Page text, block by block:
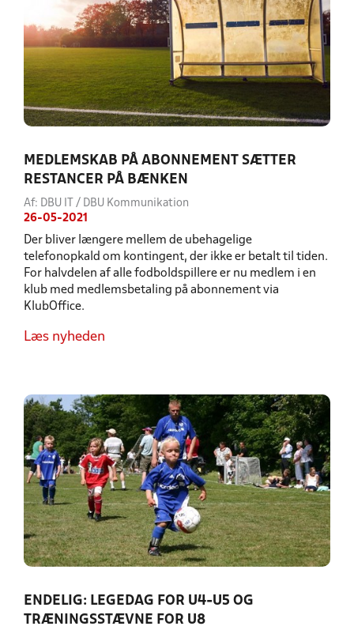
MEDLEMSKAB PÅ ABONNEMENT SÆTTER
RESTANCER PÅ BÆNKEN
Af: DBU IT / DBU Kommunikation
26-05-2021
Der bliver længere mellem de ubehagelige
telefonopkald om kontingent, der ikke er betalt til tiden.
For halvdelen af alle fodboldspillere er nu medlem i en
klub med medlemsbetaling på abonnement via
KlubOffice.
Læs nyheden
ENDELIG: LEGEDAG FOR U4-U5 OG
TRÆNINGSSTÆVNE FOR U8